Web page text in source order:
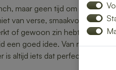
maar geen tijd om zelf iets
van verse, smaakvolle
of gewoon zin hebt in een
een goed idee. Van rijk
is altijd iets dat perfect aansluit